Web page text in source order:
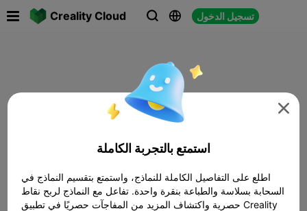
Creality Cloud   تسجيل الدخول

استمتع بالتجربة الكاملة
اطلع على التفاصيل الكاملة للنماذج، واستمتع بتقسيم النماذج في
السحابة بسلاسة والطباعة بنقرة واحدة. تفاعل مع النماذج لربح نقاط
حصرية واكتشاف المزيد من المفاجآت حصريًا في تطبيق Creality